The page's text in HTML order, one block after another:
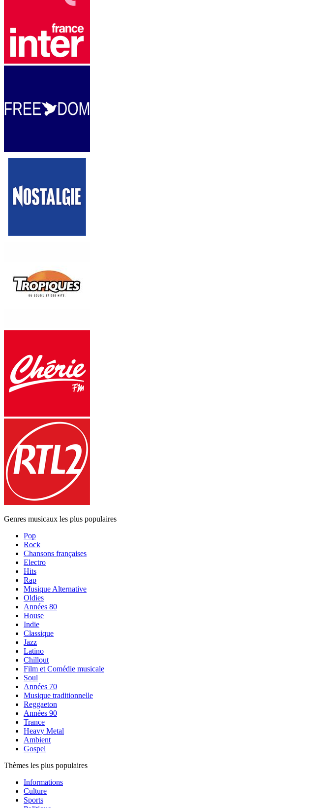
Genres musicaux les plus populaires
Pop
Rock
Chansons françaises
Electro
Hits
Rap
Musique Alternative
Oldies
Années 80
House
Indie
Classique
Jazz
Latino
Chillout
Film et Comédie musicale
Soul
Années 70
Musique traditionnelle
Reggaeton
Années 90
Trance
Heavy Metal
Ambient
Gospel
Thèmes les plus populaires
Informations
Culture
Sports